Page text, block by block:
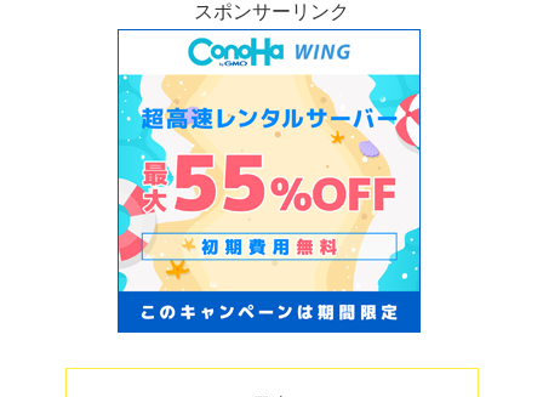
スポンサーリンク